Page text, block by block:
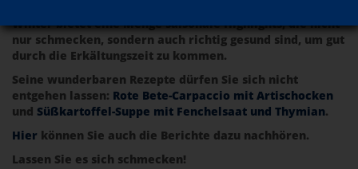
Winter bietet eine Menge saisonale Highlights, die nicht
nur schmecken, sondern auch richtig gesund sind, um gut
durch die Erkältungszeit zu kommen.
Seine wunderbaren Rezepte dürfen Sie sich nicht
entgehen lassen: Rote Bete-Carpaccio mit Artischocken
und Süßkartoffel-Suppe mit Fenchelsaat und Thymian.
Hier können Sie auch die Berichte dazu nachhören.
Lassen Sie es sich schmecken!